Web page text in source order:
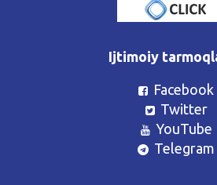
Ijtimoiy
Facebook
Twitter
YouTube
Telegram